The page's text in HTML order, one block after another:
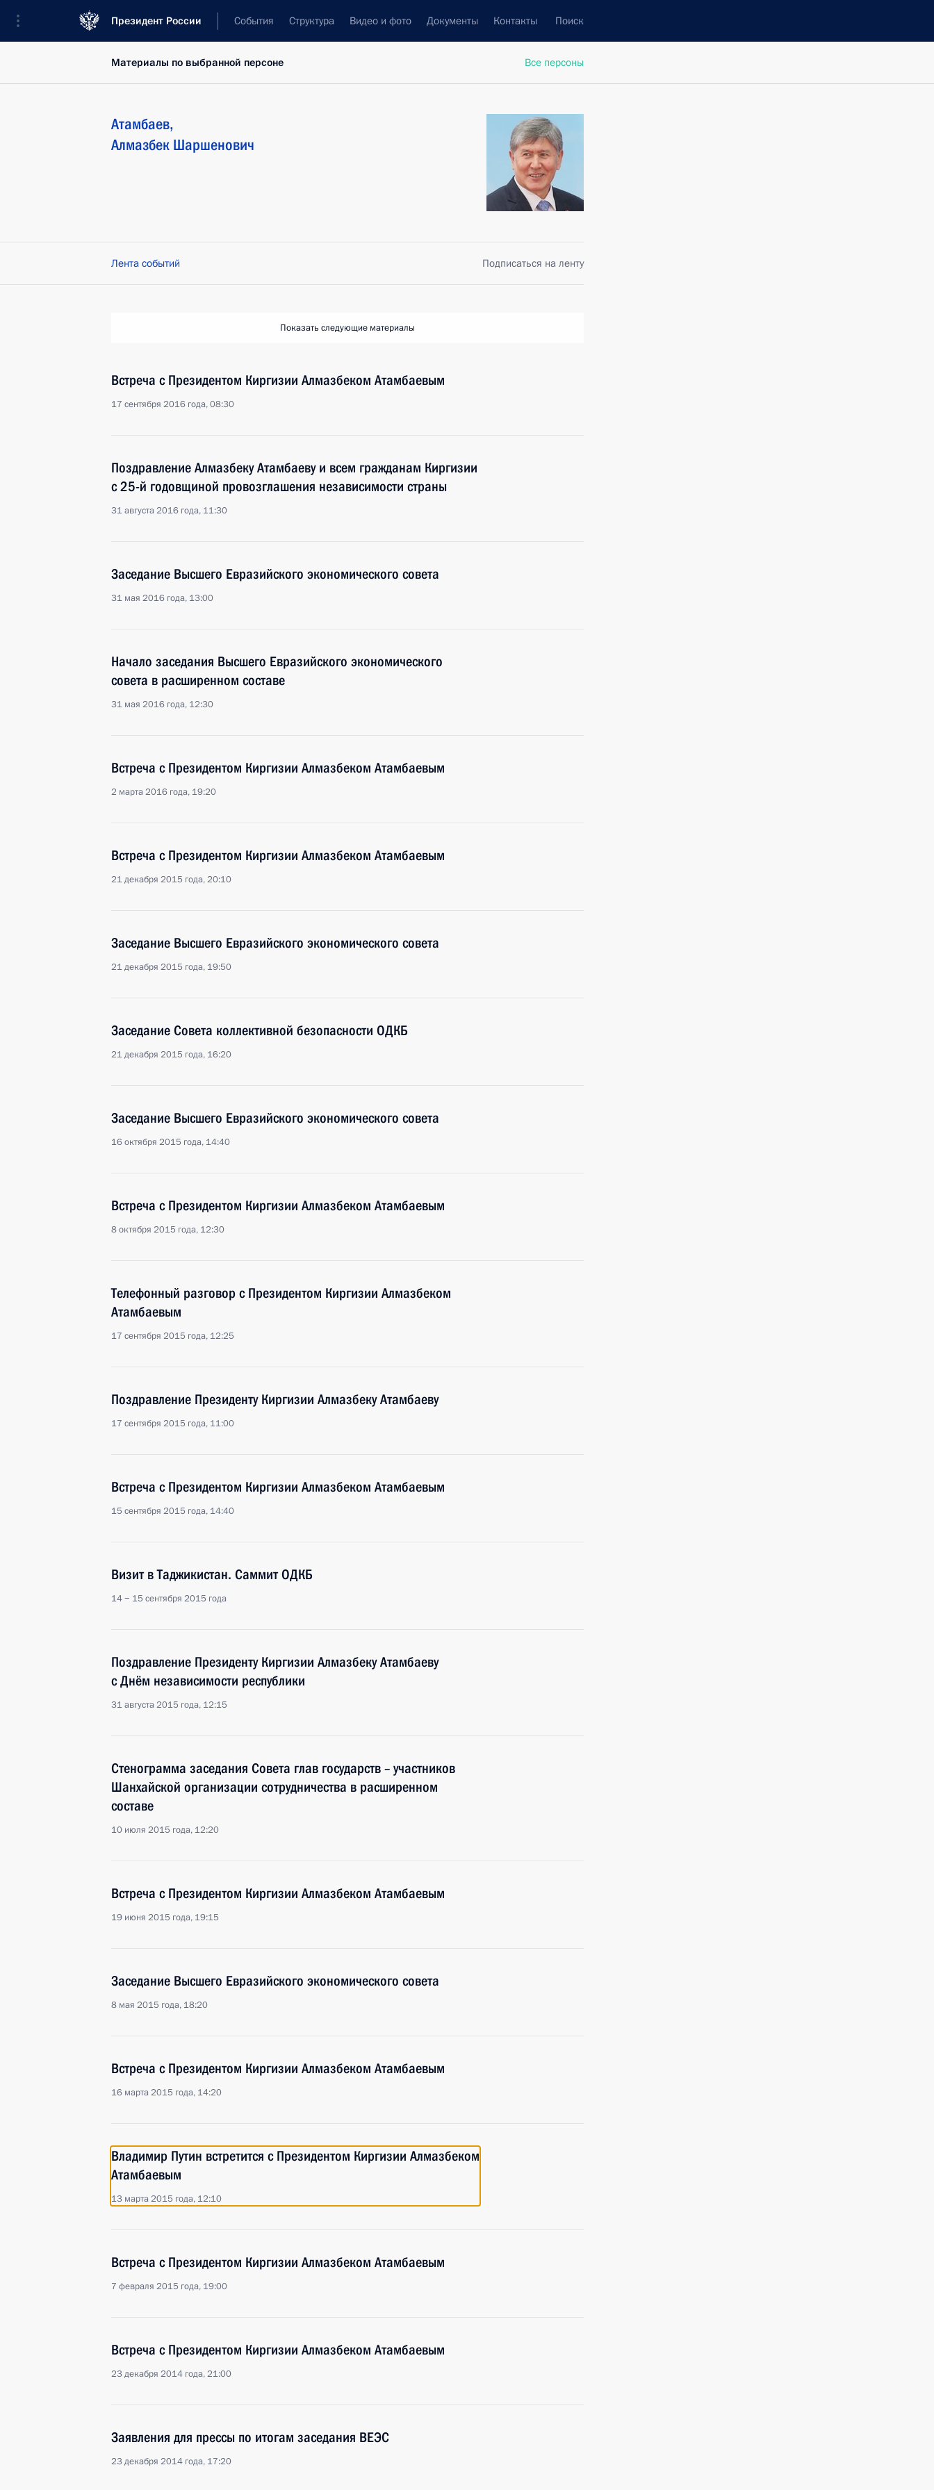
Президент России События Структура Видео и фото Документы Контакты Поиск
Все персоны
Материалы по выбранной персоне
Атамбаев,
Алмазбек Шаршенович
Лента событий Подписаться на ленту
Показать следующие материалы
Встреча с Президентом Киргизии Алмазбеком Атамбаевым
17 сентября 2016 года, 08:30
Поздравление Алмазбеку Атамбаеву и всем гражданам Киргизии
с 25-й годовщиной провозглашения независимости страны
31 августа 2016 года, 11:30
Заседание Высшего Евразийского экономического совета
31 мая 2016 года, 13:00
Начало заседания Высшего Евразийского экономического
совета в расширенном составе
31 мая 2016 года, 12:30
Встреча с Президентом Киргизии Алмазбеком Атамбаевым
2 марта 2016 года, 19:20
Встреча с Президентом Киргизии Алмазбеком Атамбаевым
21 декабря 2015 года, 20:10
Заседание Высшего Евразийского экономического совета
21 декабря 2015 года, 19:50
Заседание Совета коллективной безопасности ОДКБ
21 декабря 2015 года, 16:20
Заседание Высшего Евразийского экономического совета
16 октября 2015 года, 14:40
Встреча с Президентом Киргизии Алмазбеком Атамбаевым
8 октября 2015 года, 12:30
Телефонный разговор с Президентом Киргизии Алмазбеком
Атамбаевым
17 сентября 2015 года, 12:25
Поздравление Президенту Киргизии Алмазбеку Атамбаеву
17 сентября 2015 года, 11:00
Встреча с Президентом Киргизии Алмазбеком Атамбаевым
15 сентября 2015 года, 14:40
Визит в Таджикистан. Саммит ОДКБ
14 − 15 сентября 2015 года
Поздравление Президенту Киргизии Алмазбеку Атамбаеву
с Днём независимости республики
31 августа 2015 года, 12:15
Стенограмма заседания Совета глав государств – участников
Шанхайской организации сотрудничества в расширенном
составе
10 июля 2015 года, 12:20
Встреча с Президентом Киргизии Алмазбеком Атамбаевым
19 июня 2015 года, 19:15
Заседание Высшего Евразийского экономического совета
8 мая 2015 года, 18:20
Встреча с Президентом Киргизии Алмазбеком Атамбаевым
16 марта 2015 года, 14:20
Владимир Путин встретится с Президентом Киргизии Алмазбеком
Атамбаевым
13 марта 2015 года, 12:10
Встреча с Президентом Киргизии Алмазбеком Атамбаевым
7 февраля 2015 года, 19:00
Встреча с Президентом Киргизии Алмазбеком Атамбаевым
23 декабря 2014 года, 21:00
Заявления для прессы по итогам заседания ВЕЭС
23 декабря 2014 года, 17:20